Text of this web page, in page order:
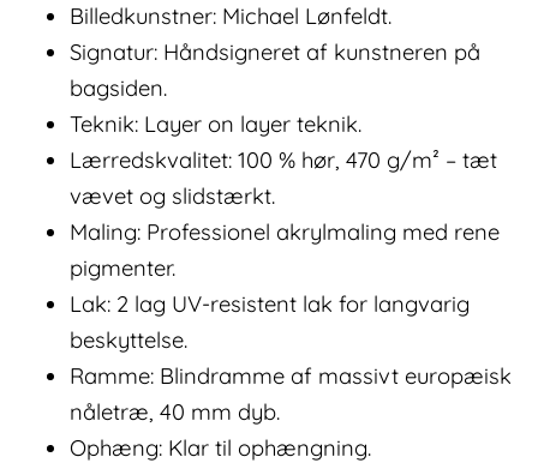
Billedkunstner: Michael Lønfeldt.
Signatur: Håndsigneret af kunstneren på
bagsiden.
Teknik: Layer on layer teknik.
Lærredskvalitet: 100 % hør, 470 g/m² – tæt
vævet og slidstærkt.
Maling: Professionel akrylmaling med rene
pigmenter.
Lak: 2 lag UV-resistent lak for langvarig
beskyttelse.
Ramme: Blindramme af massivt europæisk
nåletræ, 40 mm dyb.
Ophæng: Klar til ophængning.